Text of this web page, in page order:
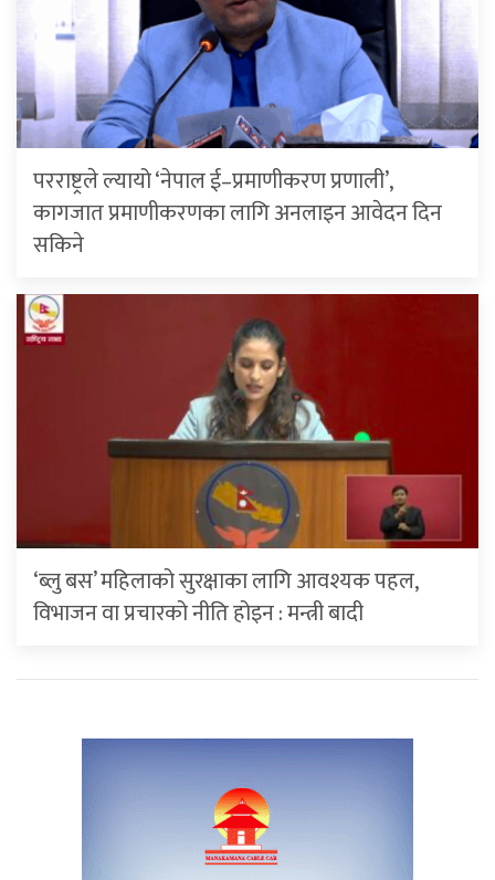
परराष्ट्रले ल्यायो ‘नेपाल ई–प्रमाणीकरण प्रणाली’,
कागजात प्रमाणीकरणका लागि अनलाइन आवेदन दिन
सकिने
‘ब्लु बस’ महिलाको सुरक्षाका लागि आवश्यक पहल,
विभाजन वा प्रचारको नीति होइन : मन्त्री बादी